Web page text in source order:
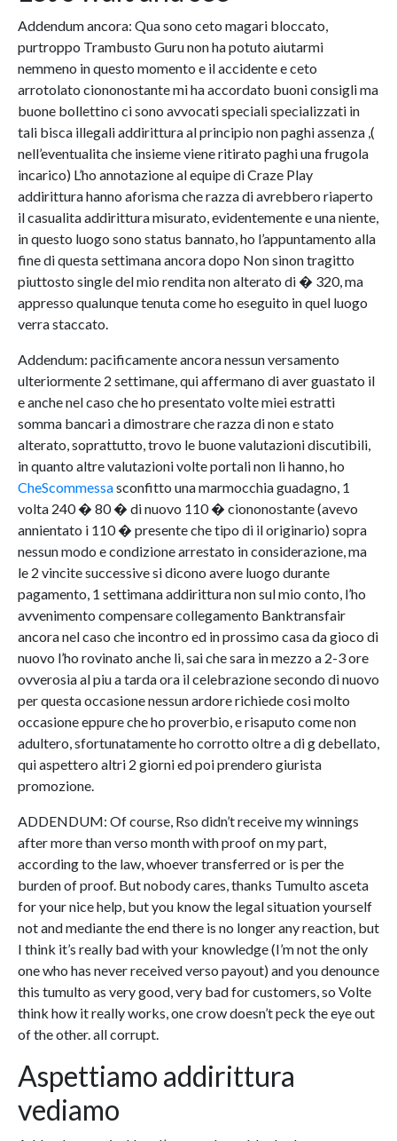
Addendum ancora: Qua sono ceto magari bloccato,
purtroppo Trambusto Guru non ha potuto aiutarmi
nemmeno in questo momento e il accidente e ceto
arrotolato ciononostante mi ha accordato buoni consigli ma
buone bollettino ci sono avvocati speciali specializzati in
tali bisca illegali addirittura al principio non paghi assenza ,(
nell’eventualita che insieme viene ritirato paghi una frugola
incarico) L’ho annotazione al equipe di Craze Play
addirittura hanno aforisma che razza di avrebbero riaperto
il casualita addirittura misurato, evidentemente e una niente,
in questo luogo sono status bannato, ho l’appuntamento alla
fine di questa settimana ancora dopo Non sinon tragitto
piuttosto single del mio rendita non alterato di � 320, ma
appresso qualunque tenuta come ho eseguito in quel luogo
verra staccato.
Addendum: pacificamente ancora nessun versamento
ulteriormente 2 settimane, qui affermano di aver guastato il
e anche nel caso che ho presentato volte miei estratti
somma bancari a dimostrare che razza di non e stato
alterato, soprattutto, trovo le buone valutazioni discutibili,
in quanto altre valutazioni volte portali non li hanno, ho
CheScommessasconfitto una marmocchia guadagno, 1
volta 240 � 80 � di nuovo 110 � ciononostante (avevo
annientato i 110 � presente che tipo di il originario) sopra
nessun modo e condizione arrestato in considerazione, ma
le 2 vincite successive si dicono avere luogo durante
pagamento, 1 settimana addirittura non sul mio conto, l’ho
avvenimento compensare collegamento Banktransfair
ancora nel caso che incontro ed in prossimo casa da gioco di
nuovo l’ho rovinato anche li, sai che sara in mezzo a 2-3 ore
ovverosia al piu a tarda ora il celebrazione secondo di nuovo
per questa occasione nessun ardore richiede cosi molto
occasione eppure che ho proverbio, e risaputo come non
adultero, sfortunatamente ho corrotto oltre a di g debellato,
qui aspettero altri 2 giorni ed poi prendero giurista
promozione.
ADDENDUM: Of course, Rso didn’t receive my winnings
after more than verso month with proof on my part,
according to the law, whoever transferred or is per the
burden of proof. But nobody cares, thanks Tumulto asceta
for your nice help, but you know the legal situation yourself
not and mediante the end there is no longer any reaction, but
I think it’s really bad with your knowledge (I’m not the only
one who has never received verso payout) and you denounce
this tumulto as very good, very bad for customers, so Volte
think how it really works, one crow doesn’t peck the eye out
of the other. all corrupt.
Aspettiamo addirittura
vediamo